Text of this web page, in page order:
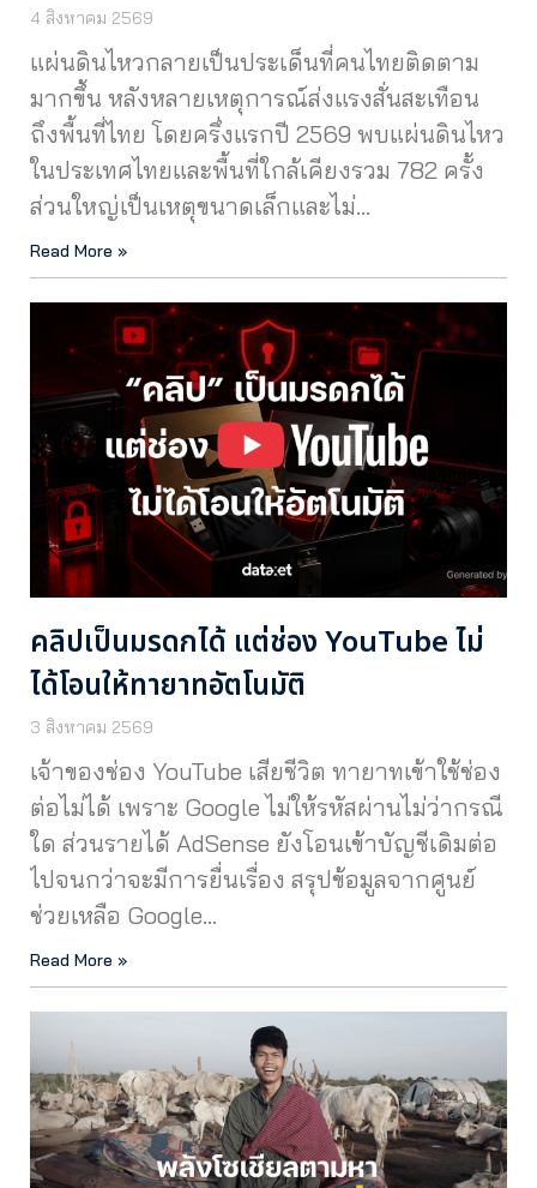
4 สิงหาคม 2569
แผ่นดินไหวกลายเป็นประเด็นที่คนไทยติดตาม
มากขึ้น หลังหลายเหตุการณ์ส่งแรงสั่นสะเทือน
ถึงพื้นที่ไทย โดยครึ่งแรกปี 2569 พบแผ่นดินไหว
ในประเทศไทยและพื้นที่ใกล้เคียงรวม 782 ครั้ง
ส่วนใหญ่เป็นเหตุขนาดเล็กและไม่…
Read More »
คลิปเป็นมรดกได้ แต่ช่อง YouTube ไม่
ได้โอนให้ทายาทอัตโนมัติ
3 สิงหาคม 2569
เจ้าของช่อง YouTube เสียชีวิต ทายาทเข้าใช้ช่อง
ต่อไม่ได้ เพราะ Google ไม่ให้รหัสผ่านไม่ว่ากรณี
ใด ส่วนรายได้ AdSense ยังโอนเข้าบัญชีเดิมต่อ
ไปจนกว่าจะมีการยื่นเรื่อง สรุปข้อมูลจากศูนย์
ช่วยเหลือ Google…
Read More »